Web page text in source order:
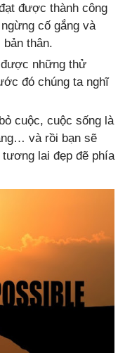
được thành công
cố gắng và
thân.
những thử
đó chúng ta nghĩ
cuộc, cuộc sống là
và rồi bạn sẽ
lai đẹp đẽ phía